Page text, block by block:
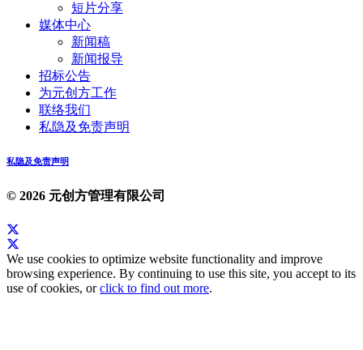
短片分享
媒体中心
新闻稿
新闻报导
招标公告
为元创方工作
联络我们
私隐及免责声明
私隐及免责声明
© 2026 元创方管理有限公司
We use cookies to optimize website functionality and improve
browsing experience. By continuing to use this site, you accept to its
use of cookies, orclick to find out more.